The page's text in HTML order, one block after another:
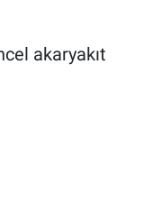
akaryakıt